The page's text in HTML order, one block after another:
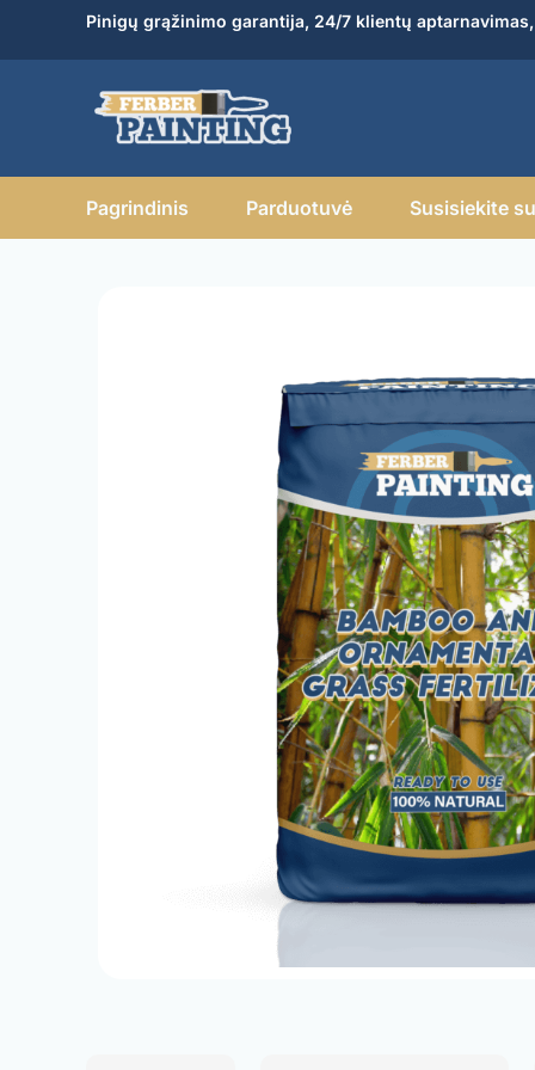
Pinigų grąžinimo garantija, 24/7 klientų
Pagrindinis Parduotuvė Susisiekite su